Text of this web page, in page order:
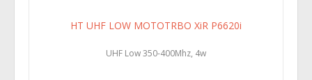
HT UHF LOW MOTOTRBO XiR P6620i
UHF Low 350-400Mhz, 4w